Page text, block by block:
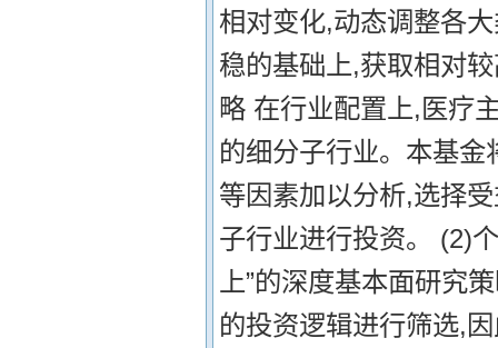
相对变化,动态调整各
稳的基础上,获取相对
略 在行业配置上,医疗
的细分子行业。本基
等因素加以分析,选择
子行业进行投资。 (2)
上”的深度基本面研究
的投资逻辑进行筛选,